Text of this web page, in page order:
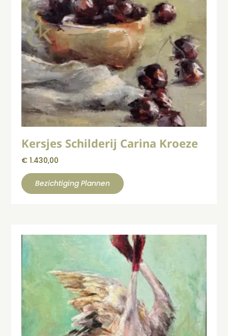
Kersjes Schilderij Carina Kroeze
€ 1.430,00
Bezichtiging Plannen